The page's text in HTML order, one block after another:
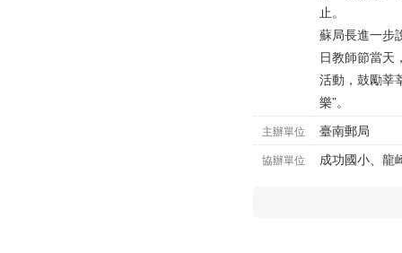
止。
蘇局長進一步
日教師節當天
活動，鼓勵莘
樂”。
主辦單位 臺南郵局
協辦單位 成功國小、龍